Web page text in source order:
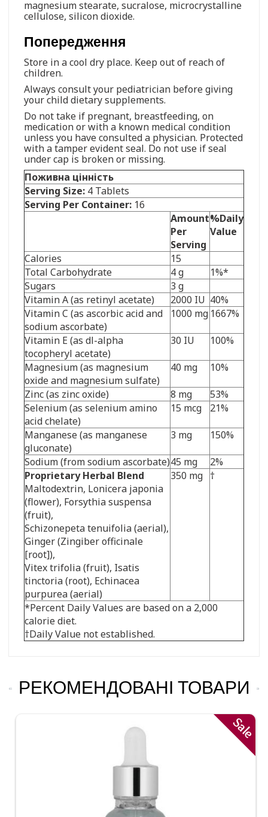
magnesium stearate, sucralose, microcrystalline
cellulose, silicon dioxide.
Попередження
Store in a cool dry place. Keep out of reach of
children.
Always consult your pediatrician before giving
your child dietary supplements.
Do not take if pregnant, breastfeeding, on
medication or with a known medical condition
unless you have consulted a physician. Protected
with a tamper evident seal. Do not use if seal
under cap is broken or missing.
Поживна цінність
Serving Size: 4 Tablets
Serving Per Container: 16
Amount
Per
Serving
%Daily
Value
Calories
15
Total Carbohydrate
4 g
1%*
Sugars
3 g
Vitamin A (as retinyl acetate)
2000 IU 40%
Vitamin C (as ascorbic acid and
sodium ascorbate)
1000 mg 1667%
Vitamin E (as dl-alpha
tocopheryl acetate)
30 IU 100%
Magnesium (as magnesium
oxide and magnesium sulfate)
40 mg 10%
Zinc (as zinc oxide) 8 mg
53%
Selenium (as selenium amino
acid chelate)
15 mcg 21%
Manganese (as manganese
gluconate)
3 mg 150%
Sodium (from sodium ascorbate)45 mg
2%
Proprietary Herbal Blend
Maltodextrin, Lonicera japonia
(flower), Forsythia suspensa
(fruit),
Schizonepeta tenuifolia (aerial),
Ginger (Zingiber officinale
[root]),
Vitex trifolia (fruit), Isatis
tinctoria (root), Echinacea
purpurea (aerial)
350 mg †
*Percent Daily Values are based on a 2,000
calorie diet.
†Daily Value not established.
РЕКОМЕНДОВАНІ ТОВАРИ
Sale